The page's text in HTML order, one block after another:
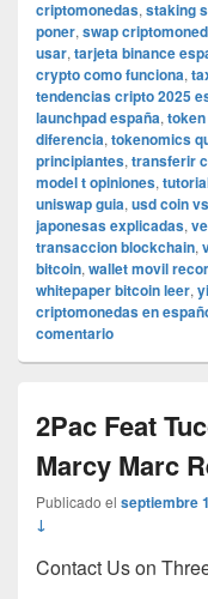
criptomonedas, staking
poner, swap
usar, tarjeta binance
crypto como funciona,
tendencias cripto 2025
launchpad españa,
diferencia, tokenomics
principiantes, transferir
model t opiniones,
uniswap guia, usd coin
japonesas explicadas,
transaccion blockchain,
bitcoin, wallet movil
whitepaper bitcoin leer,
criptomonedas en
comentario
2Pac Feat
Marcy Marc
Publicado el septiembre
↓
Contact Us on